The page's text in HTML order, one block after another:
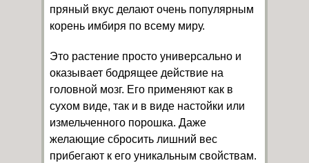
пряный вкус делают очень популярным
корень имбиря по всему миру.
Это растение просто универсально и
оказывает бодрящее действие на
головной мозг. Его применяют как в
сухом виде, так и в виде настойки или
измельченного порошка. Даже
желающие сбросить лишний вес
прибегают к его уникальным свойствам.